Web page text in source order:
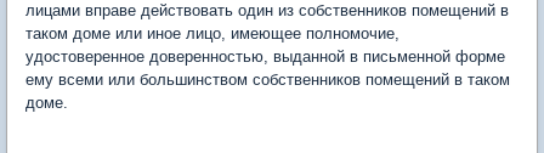
лицами вправе действовать один из собственников помещений в
таком доме или иное лицо, имеющее полномочие,
удостоверенное доверенностью, выданной в письменной форме
ему всеми или большинством собственников помещений в таком
доме.